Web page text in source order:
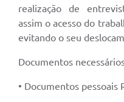
realização de
assim o acesso do
evitando o seu
Documentos
• Documentos pessoais